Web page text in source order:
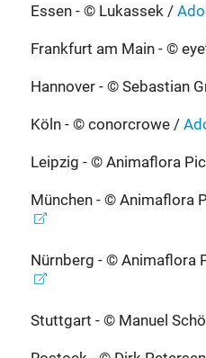
Essen - © Lukassek /
Frankfurt am Main - ©
Hannover - © Sebastian
Köln - © conorcrowe /
Leipzig - © Animaflora
München - © Animaflora
Nürnberg - © Animaflora
Stuttgart - © Manuel